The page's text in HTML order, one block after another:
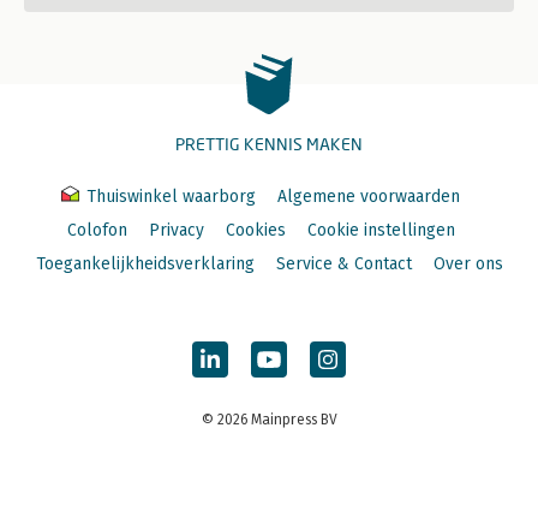
PRETTIG KENNIS MAKEN
Thuiswinkel waarborg
Algemene voorwaarden
Colofon
Privacy Cookies
Cookie instellingen
Toegankelijkheidsverklaring
Service & Contact Over ons
© 2026 Mainpress BV